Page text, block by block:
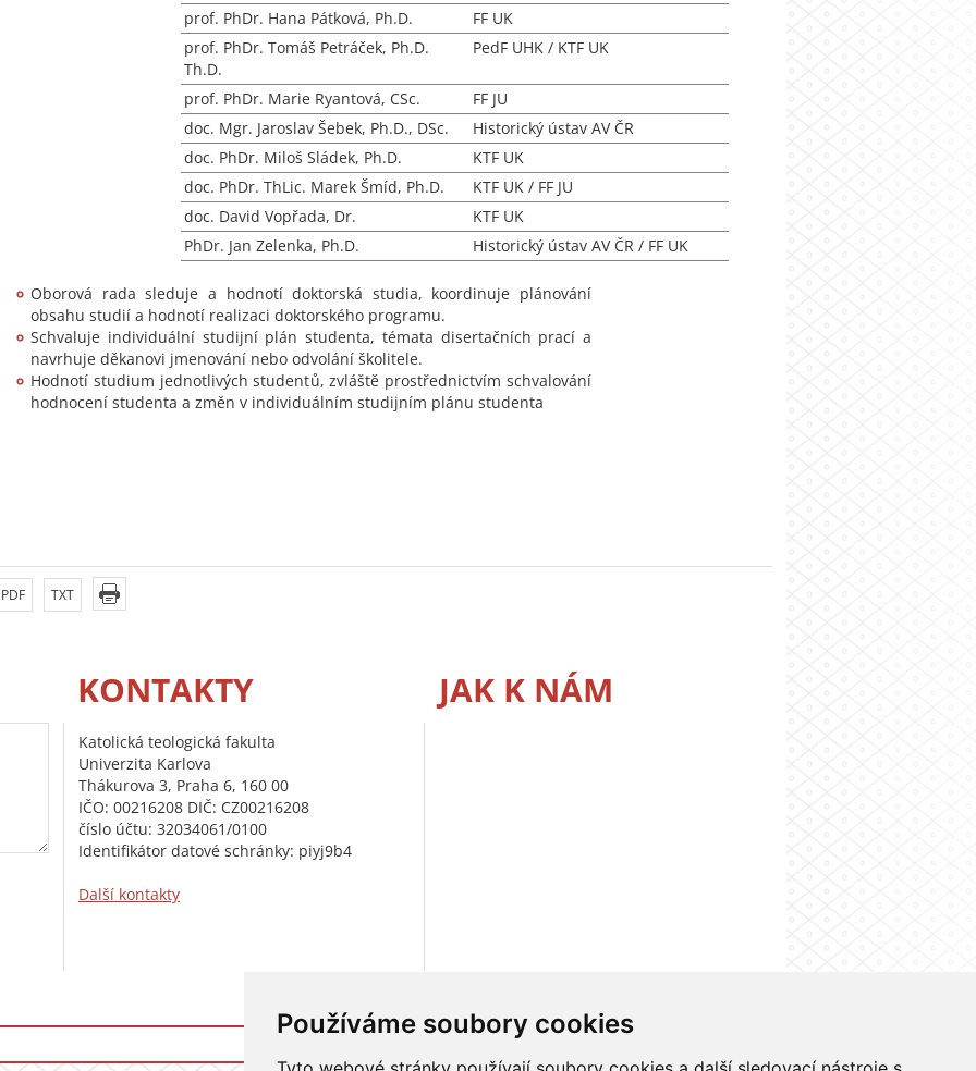
Používáme soubory cookies
prof. PhDr. Hana Pátková, Ph.D.
FF UK
prof. PhDr. Tomáš Petráček, Ph.D.
Th.D.
PedF UHK / KTF UK
prof. PhDr. Marie Ryantová, CSc.
FF JU
doc. Mgr. Jaroslav Šebek, Ph.D., DSc.
Historický ústav AV ČR
doc. PhDr. Miloš Sládek, Ph.D.
KTF UK
doc. PhDr. ThLic. Marek Šmíd, Ph.D.
KTF UK / FF JU
doc. David Vopřada, Dr.
KTF UK
PhDr. Jan Zelenka, Ph.D.
Historický ústav AV ČR / FF UK
Oborová rada sleduje a hodnotí doktorská studia, koordinuje plánování
obsahu studií a hodnotí realizaci doktorského programu.
Schvaluje individuální studijní plán studenta, témata disertačních prací a
navrhuje děkanovi jmenování nebo odvolání školitele.
Hodnotí studium jednotlivých studentů, zvláště prostřednictvím schvalování
hodnocení studenta a změn v individuálním studijním plánu studenta
PDF TXT
KONTAKTY
Katolická teologická fakulta
Univerzita Karlova
Thákurova 3, Praha 6, 160 00
IČO: 00216208 DIČ: CZ00216208
číslo účtu: 32034061/0100
Identifikátor datové schránky: piyj9b4
Další kontakty
JAK K NÁM
Přihlášení do informačního systému UK